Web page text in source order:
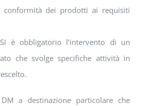
conformità dei prodotti ai requisiti
è obbligatorio l’intervento di un
che svolge specifiche attività in
a destinazione particolare che